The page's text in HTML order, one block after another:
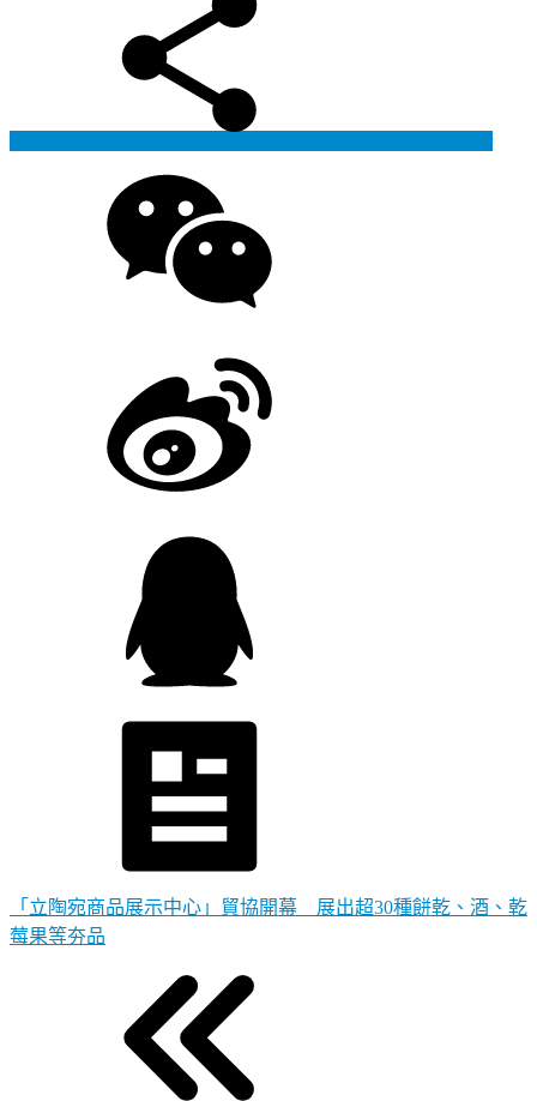
「立陶宛商品展示中心」貿協開幕 展出超30種餅乾、酒、乾
莓果等夯品